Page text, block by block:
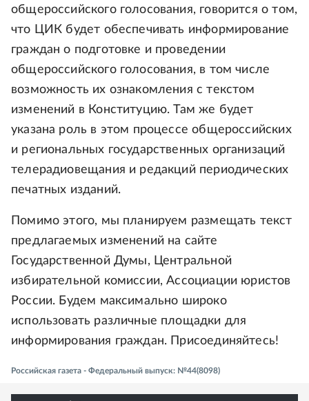
общероссийского голосования, говорится о том,
что ЦИК будет обеспечивать информирование
граждан о подготовке и проведении
общероссийского голосования, в том числе
возможность их ознакомления с текстом
изменений в Конституцию. Там же будет
указана роль в этом процессе общероссийских
и региональных государственных организаций
телерадиовещания и редакций периодических
печатных изданий.
Помимо этого, мы планируем размещать текст
предлагаемых изменений на сайте
Государственной Думы, Центральной
избирательной комиссии, Ассоциации юристов
России. Будем максимально широко
использовать различные площадки для
информирования граждан. Присоединяйтесь!
Российская газета - Федеральный выпуск: №44(8098)